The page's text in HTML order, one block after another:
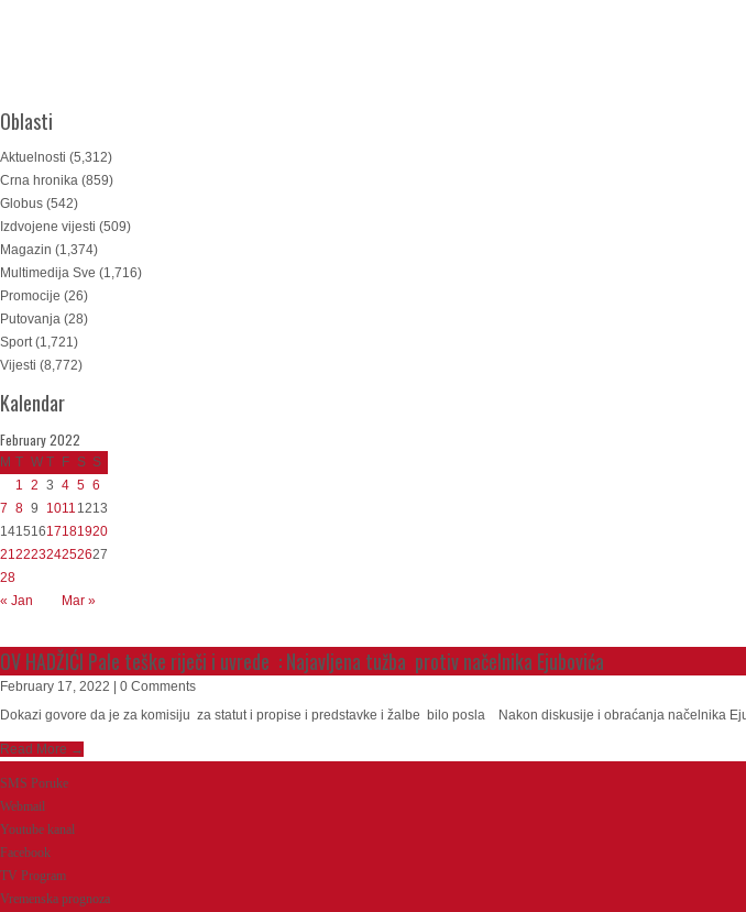
Oblasti
Aktuelnosti (5,312)
Crna hronika (859)
Globus (542)
Izdvojene vijesti (509)
Magazin (1,374)
Multimedija Sve (1,716)
Promocije (26)
Putovanja (28)
Sport(1,721)
Vijesti (8,772)
Kalendar
February 2022
M T W T F S S
« Jan Mar »
1 2 3 4 5 6
7 8 9 1011 1213
14151617181920
21222324252627
28
OV HADŽIĆI Pale teške riječi i uvrede : Najavljena tužba protiv načelnika Ejubovića
February 17, 2022 | 0 Comments
Dokazi govore da je za komisiju za statut i propise i predstavke i žalbe bilo posla Nakon diskusije i obraćanja načelnika
Read More →
SMS Poruke
Webmail
Youtube kanal
Facebook
TV Program
Vremenska prognoza